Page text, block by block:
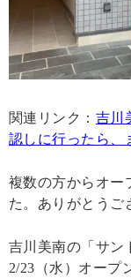
関連リンク： 吉川
認しに行ったら、
複数の方からオー
た。ありがとうご
吉川美南の「サン
2/23（水）オープ